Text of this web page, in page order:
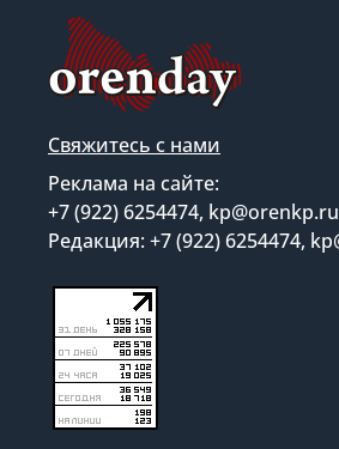
Свяжитесь с нами
Реклама на сайте:
+7 (922) 6254474, kp@orenkp.ru
Редакция: +7 (922) 6254474,